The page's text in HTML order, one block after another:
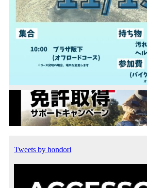
Tweets by hondori